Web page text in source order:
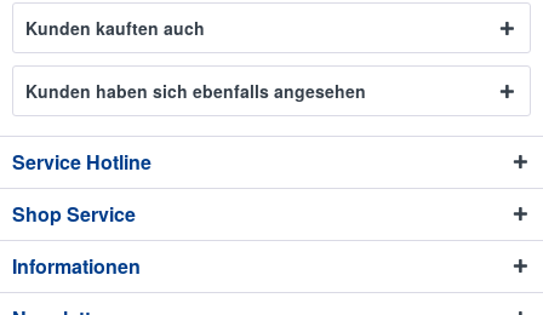
Kunden kauften auch
Kunden haben sich ebenfalls angesehen
Service Hotline
Shop Service
Informationen